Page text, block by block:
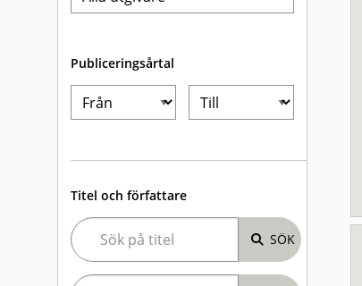
Publiceringsårtal
Titel och författare